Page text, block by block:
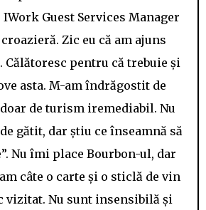
IWork Guest Services Manager
Zic eu că am ajuns
Călătoresc pentru că trebuie și
asta. M-am îndrăgostit de
de turism iremediabil. Nu
gătit, dar știu ce înseamnă să
Nu îmi place Bourbon-ul, dar
câte o carte și o sticlă de vin
vizitat. Nu sunt insensibilă și